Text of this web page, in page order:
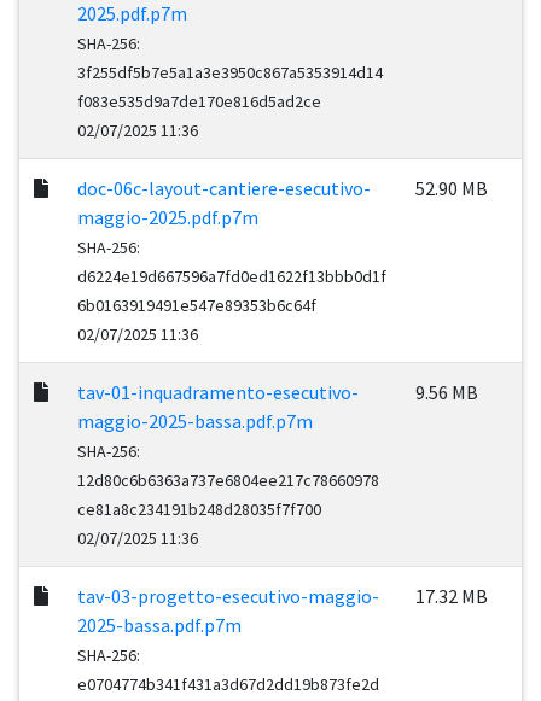
2025.pdf.p7m
SHA-256:
3f255df5b7e5a1a3e3950c867a5353914d14
f083e535d9a7de170e816d5ad2ce
02/07/2025 11:36
doc-06c-layout-cantiere-esecutivo-
maggio-2025.pdf.p7m
SHA-256:
d6224e19d667596a7fd0ed1622f13bbb0d1f
6b0163919491e547e89353b6c64f
02/07/2025 11:36
52.90 MB
tav-01-inquadramento-esecutivo-
maggio-2025-bassa.pdf.p7m
SHA-256:
12d80c6b6363a737e6804ee217c78660978
ce81a8c234191b248d28035f7f700
02/07/2025 11:36
9.56 MB
tav-03-progetto-esecutivo-maggio-
2025-bassa.pdf.p7m
SHA-256:
e0704774b341f431a3d67d2dd19b873fe2d
17.32 MB